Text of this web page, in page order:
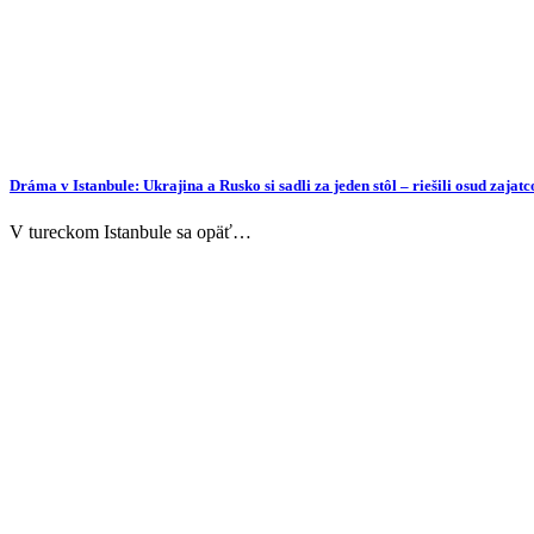
Dráma v Istanbule: Ukrajina a Rusko si sadli za jeden stôl – riešili osud
V tureckom Istanbule sa opäť…